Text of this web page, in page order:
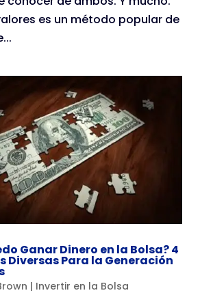
es un método popular de
Ganar Dinero en la Bolsa? 4
Diversas Para la Generación
| Invertir en la Bolsa